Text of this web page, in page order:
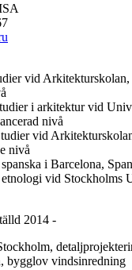
vid
i arkitektur vid
nivå
vid
nivå
i Barcelona,
vid Stockholms
2014 -
bygglov vindsinredning